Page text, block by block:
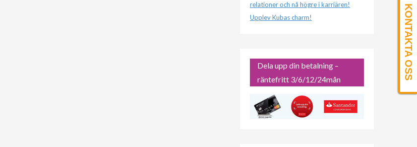
relationer och nå högre i karriären!
Upplev Kubas charm!
Dela upp din betalning –
räntefritt 3/6/12/24mån
KONTAKTA OSS